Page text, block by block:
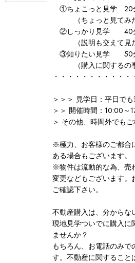
①ちょこっと見学 20
（ちょっと見てみた
②しっかり見学 40
（説明も交えて見た
③知りたい見学 50
（購入に関するの事
・・・・・・・・・・・
＞＞＞ 見学日：平日で
＞＞ 開催時間：10:00～
＞ その他、時間外でもご
※極力、お客様のご都合
ある場合もございます。
※物件は流動的な為、売
変更などもございます。
ご確認下さい。
不動産購入は、分からな
現地見学ついでに購入に
ませんか？
もちろん、お電話のみ
す。不動産に関すること